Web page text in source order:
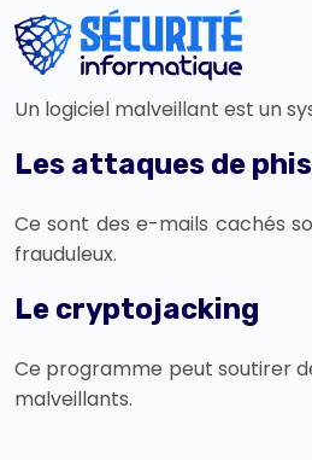
Un logiciel malveillant est un
Les attaques de
Ce sont des e-mails cachés
frauduleux.
Le cryptojacking
Ce programme peut soutirer
malveillants.